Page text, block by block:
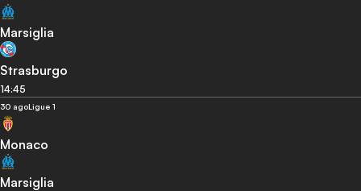
Marsiglia
Strasburgo
14:45
30 agoLigue 1
Monaco
Marsiglia